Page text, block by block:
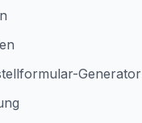
Generator